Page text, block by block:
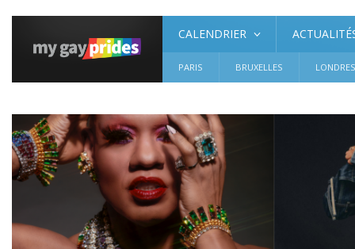
CALENDRIER
PARIS BRUXELLES LONDRES